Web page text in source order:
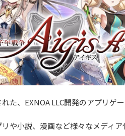
た、EXNOA LLC開発のアプリゲー
や小説、漫画など様々なメディ